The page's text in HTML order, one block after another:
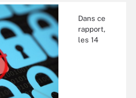
Dans ce
rapport,
les 14